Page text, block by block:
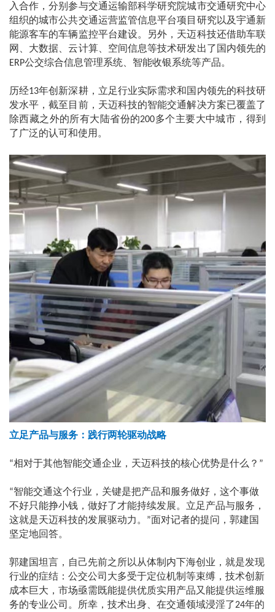
入合作，分别参与交通运输部科学研究院城市交通研究中心
组织的城市公共交通运营监管信息平台项目研究以及宇通新
能源客车的车辆监控平台建设。另外，天迈科技还借助车联
网、大数据、云计算、空间信息等技术研发出了国内领先的
ERP公交综合信息管理系统、智能收银系统等产品。
历经13年创新深耕，立足行业实际需求和国内领先的科技研
发水平，截至目前，天迈科技的智能交通解决方案已覆盖了
除西藏之外的所有大陆省份的200多个主要大中城市，得到
了广泛的认可和使用。
立足产品与服务：践行两轮驱动战略
“相对于其他智能交通企业，天迈科技的核心优势是什么？ ”
“智能交通这个行业，关键是把产品和服务做好，这个事做
不好只能挣小钱，做好了才能持续发展。立足产品与服务，
这就是天迈科技的发展驱动力。 ”面对记者的提问，郭建国
坚定地回答。
郭建国坦言，自己先前之所以从体制内下海创业，就是发现
行业的症结：公交公司大多受于定位机制等束缚，技术创新
成本巨大，市场亟需既能提供优质实用产品又能提供运维服
务的专业公司。所幸，技术出身、在交通领域浸淫了24年的